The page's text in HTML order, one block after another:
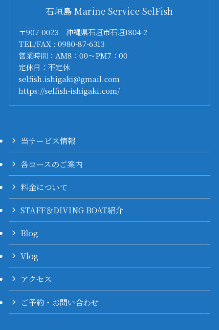
石垣島 Marine Service SelFish
〒907-0023 沖縄県石垣市石垣1804-2
TEL/FAX : 0980-87-6313
営業時間：AM8：00～PM7：00
定休日：不定休
selfish.ishigaki@gmail.com
https://selfish-ishigaki.com/
当サービス情報
各コースのご案内
料金について
STAFF＆DIVING BOAT紹介
Blog
Vlog
アクセス
ご予約・お問い合わせ